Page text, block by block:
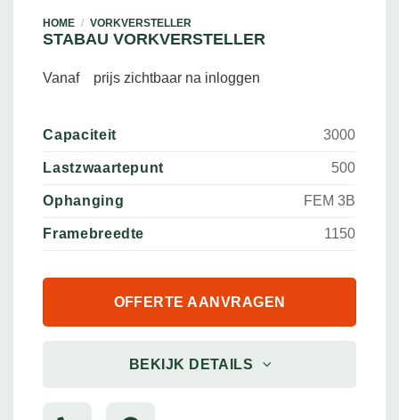
HOME / VORKVERSTELLER
STABAU VORKVERSTELLER
Vanaf prijs zichtbaar na inloggen
Capaciteit 3000
Lastzwaartepunt 500
Ophanging FEM 3B
Framebreedte 1150
OFFERTE AANVRAGEN
BEKIJK DETAILS